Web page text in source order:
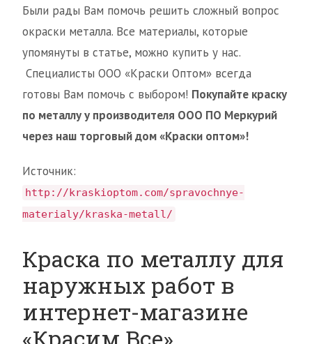
Были рады Вам помочь решить сложный вопрос
окраски металла. Все материалы, которые
упомянуты в статье, можно купить у нас.
Специалисты ООО «Краски Оптом» всегда
готовы Вам помочь с выбором! Покупайте краску
по металлу у производителя ООО ПО Меркурий
через наш торговый дом «Краски оптом»!
Источник:
http://kraskioptom.com/spravochnye-
materialy/kraska-metall/
Краска по металлу для
наружных работ в
интернет-магазине